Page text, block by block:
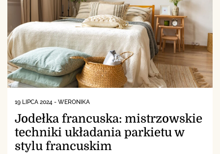
19 LIPCA 2024 - WERONIKA
Jodełka francuska: mistrzowskie
techniki układania parkietu w
stylu francuskim